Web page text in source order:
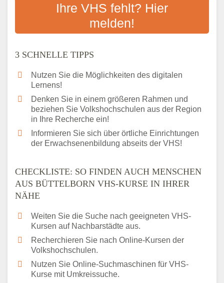
Bildungsangeboten an
Das bundesweite Volkshochschulwesen
Ihre VHS fehlt? Hier
melden!
3 SCHNELLE TIPPS
Nutzen Sie die Möglichkeiten des digitalen
Lernens!
Denken Sie in einem größeren Rahmen und
beziehen Sie Volkshochschulen aus der Region
in Ihre Recherche ein!
Informieren Sie sich über örtliche Einrichtungen
der Erwachsenenbildung abseits der VHS!
CHECKLISTE: SO FINDEN AUCH MENSCHEN
AUS BÜTTELBORN VHS-KURSE IN IHRER
NÄHE
Weiten Sie die Suche nach geeigneten VHS-
Kursen auf Nachbarstädte aus.
Recherchieren Sie nach Online-Kursen der
Volkshochschulen.
Nutzen Sie Online-Suchmaschinen für VHS-
Kurse mit Umkreissuche.